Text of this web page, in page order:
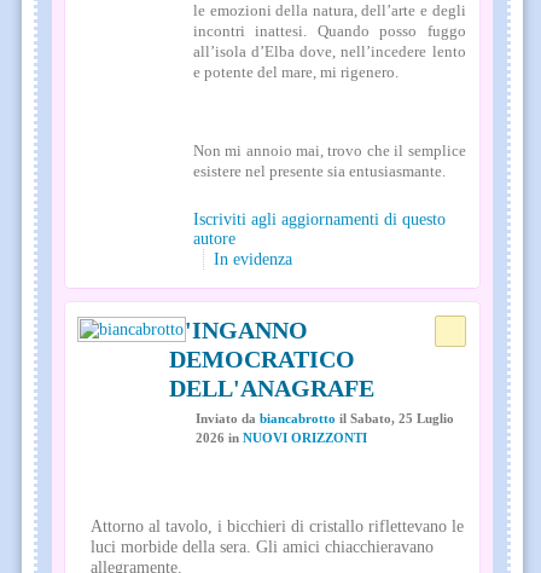
le emozioni della natura, dell’arte e degli
incontri inattesi. Quando posso fuggo
all’isola d’Elba dove, nell’incedere lento
e potente del mare, mi rigenero.
Non mi annoio mai, trovo che il semplice
esistere nel presente sia entusiasmante.
Iscriviti agli aggiornamenti di questo
autore
In evidenza
L'INGANNO
DEMOCRATICO
DELL'ANAGRAFE
Inviato da biancabrotto il Sabato, 25 Luglio
2026 in NUOVI ORIZZONTI
Attorno al tavolo, i bicchieri di cristallo riflettevano le
luci morbide della sera. Gli amici chiacchieravano
allegramente.